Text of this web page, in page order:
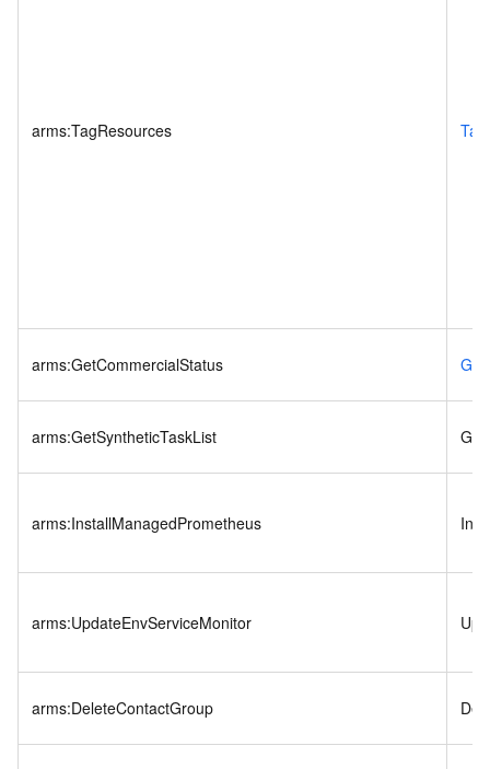
arms:TagResources
arms:GetCommercialStatus
arms:GetSyntheticTaskList
arms:InstallManagedPrometheus
arms:UpdateEnvServiceMonitor
arms:DeleteContactGroup